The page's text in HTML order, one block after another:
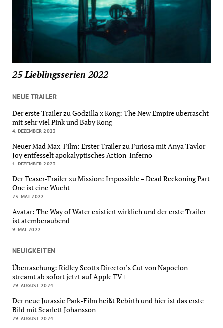
25 Lieblingsserien 2022
NEUE TRAILER
Der erste Trailer zu Godzilla x Kong: The New Empire überrascht
mit sehr viel Pink und Baby Kong
4. DEZEMBER 2023
Neuer Mad Max-Film: Erster Trailer zu Furiosa mit Anya Taylor-
Joy entfesselt apokalyptisches Action-Inferno
1. DEZEMBER 2023
Der Teaser-Trailer zu Mission: Impossible – Dead Reckoning Part
One ist eine Wucht
23. MAI 2022
Avatar: The Way of Water existiert wirklich und der erste Trailer
ist atemberaubend
9. MAI 2022
NEUIGKEITEN
Überraschung: Ridley Scotts Director’s Cut von Napoelon
streamt ab sofort jetzt auf Apple TV+
29. AUGUST 2024
Der neue Jurassic Park-Film heißt Rebirth und hier ist das erste
Bild mit Scarlett Johansson
29. AUGUST 2024